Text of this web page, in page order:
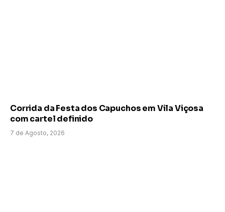
Corrida da Festa dos Capuchos em Vila Viçosa
com cartel definido
7 de Agosto, 2026